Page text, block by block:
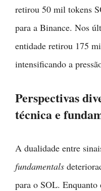
retirou 50 mil tokens
para a Binance. Nos
entidade retirou 175
intensificando a
Perspectivas
técnica e
A dualidade entre
fundamentals
para o SOL. Enquanto